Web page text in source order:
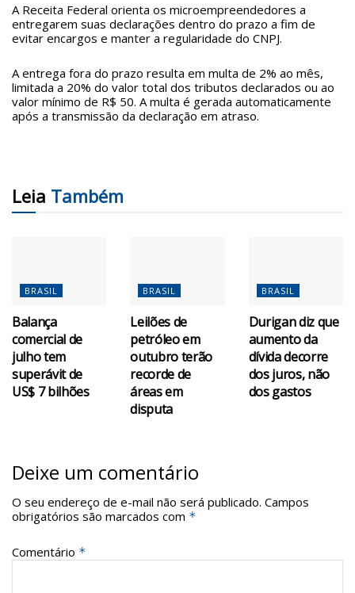
A Receita Federal orienta os microempreendedores a
entregarem suas declarações dentro do prazo a fim de
evitar encargos e manter a regularidade do CNPJ.
A entrega fora do prazo resulta em multa de 2% ao mês,
limitada a 20% do valor total dos tributos declarados ou ao
valor mínimo de R$ 50. A multa é gerada automaticamente
após a transmissão da declaração em atraso.
Leia Também
BRASIL
Balança
comercial de
julho tem
superávit de
US$ 7 bilhões
BRASIL
Leilões de
petróleo em
outubro terão
recorde de
áreas em
disputa
BRASIL
Durigan diz que
aumento da
dívida decorre
dos juros, não
dos gastos
Deixe um comentário
O seu endereço de e-mail não será publicado. Campos
obrigatórios são marcados com *
Comentário *